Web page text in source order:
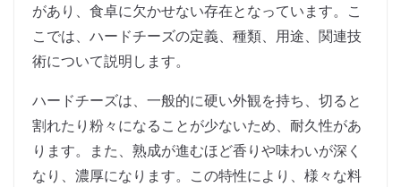
があり、食卓に欠かせない存在となっています。こ
こでは、ハードチーズの定義、種類、用途、関連技
術について説明します。
ハードチーズは、一般的に硬い外観を持ち、切ると
割れたり粉々になることが少ないため、耐久性があ
ります。また、熟成が進むほど香りや味わいが深く
なり、濃厚になります。この特性により、様々な料